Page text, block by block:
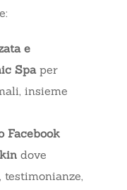
e
Spaper
insieme
Facebook
dove